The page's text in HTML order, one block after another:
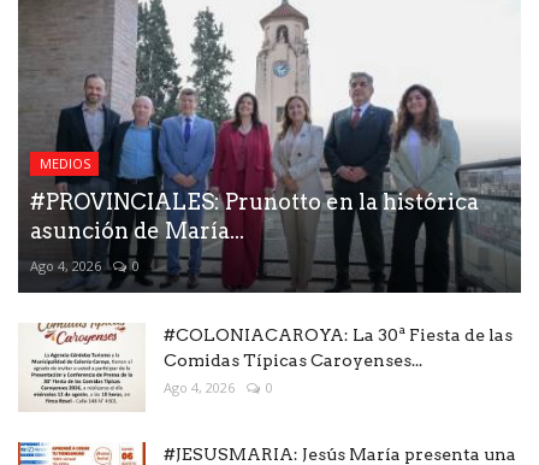
MEDIOS
#PROVINCIALES: Prunotto en la histórica
asunción de María...
Ago 4, 2026 0
#COLONIACAROYA: La 30ª Fiesta de las
Comidas Típicas Caroyenses...
Ago 4, 2026 0
#JESUSMARIA: Jesús María presenta una